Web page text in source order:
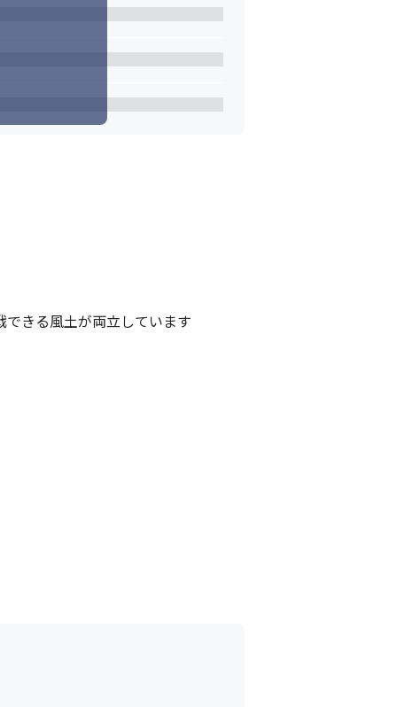
できる風土が両立しています